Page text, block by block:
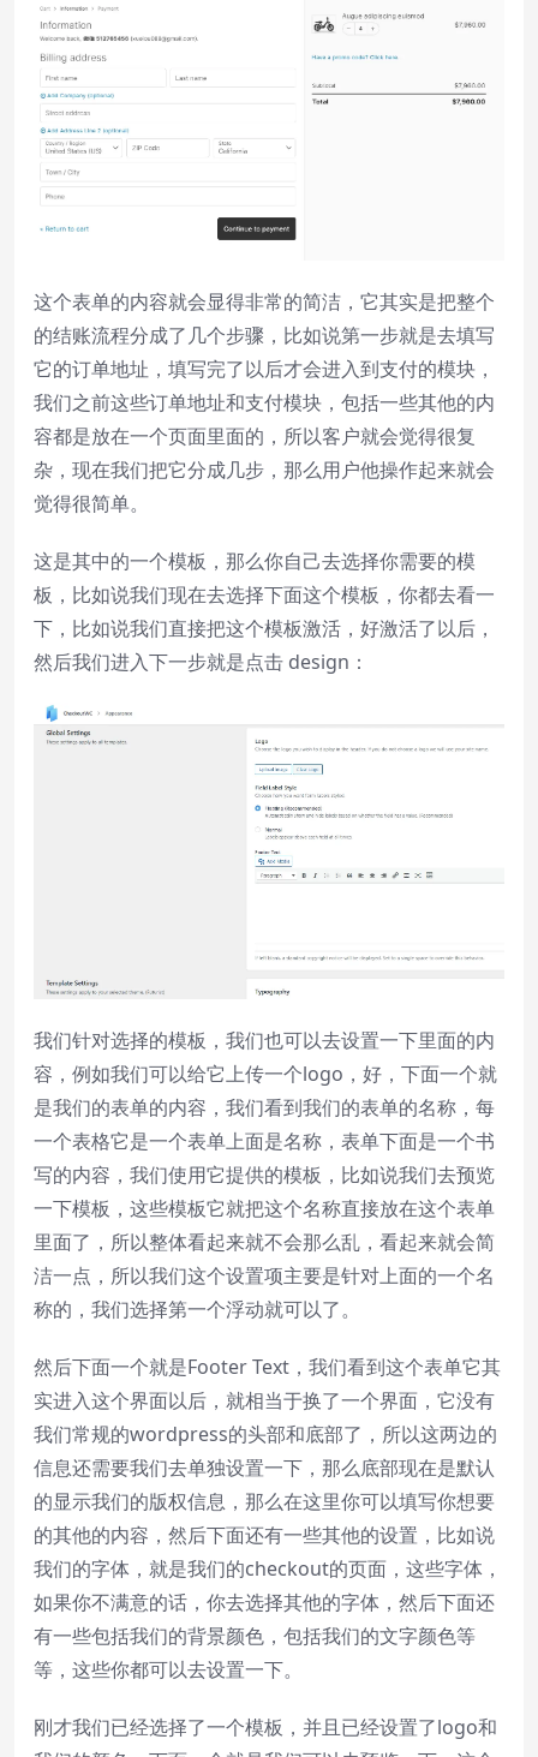
这个表单的内容就会显得非常的简洁，它其实是把整个
的结账流程分成了几个步骤，比如说第一步就是去填写
它的订单地址，填写完了以后才会进入到支付的模块，
我们之前这些订单地址和支付模块，包括一些其他的内
容都是放在一个页面里面的，所以客户就会觉得很复
杂，现在我们把它分成几步，那么用户他操作起来就会
觉得很简单。
这是其中的一个模板，那么你自己去选择你需要的模
板，比如说我们现在去选择下面这个模板，你都去看一
下，比如说我们直接把这个模板激活，好激活了以后，
然后我们进入下一步就是点击 design：
我们针对选择的模板，我们也可以去设置一下里面的内
容，例如我们可以给它上传一个logo，好，下面一个就
是我们的表单的内容，我们看到我们的表单的名称，每
一个表格它是一个表单上面是名称，表单下面是一个书
写的内容，我们使用它提供的模板，比如说我们去预览
一下模板，这些模板它就把这个名称直接放在这个表单
里面了，所以整体看起来就不会那么乱，看起来就会简
洁一点，所以我们这个设置项主要是针对上面的一个名
称的，我们选择第一个浮动就可以了。
然后下面一个就是Footer Text，我们看到这个表单它其
实进入这个界面以后，就相当于换了一个界面，它没有
我们常规的wordpress的头部和底部了，所以这两边的
信息还需要我们去单独设置一下，那么底部现在是默认
的显示我们的版权信息，那么在这里你可以填写你想要
的其他的内容，然后下面还有一些其他的设置，比如说
我们的字体，就是我们的checkout的页面，这些字体，
如果你不满意的话，你去选择其他的字体，然后下面还
有一些包括我们的背景颜色，包括我们的文字颜色等
等，这些你都可以去设置一下。
刚才我们已经选择了一个模板，并且已经设置了logo和